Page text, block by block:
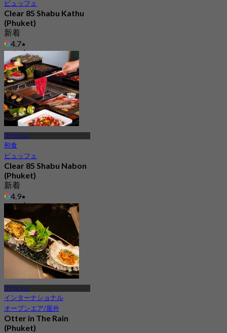
ビュッフェ
Clear 85 Shabu Kathu
(Phuket)
新着
4.7
から฿ 698
プーケット
和食
ビュッフェ
Clear 85 Shabu Nabon
(Phuket)
新着
4.9
から฿ 698
プーケット
インターナショナル
オープンエア/屋外
Otter in The Rain
(Phuket)